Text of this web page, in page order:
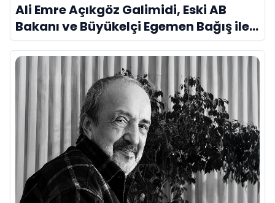
Ali Emre Açıkgöz Galimidi, Eski AB
Bakanı ve Büyükelçi Egemen Bağış ile
Bir Araya Geldi